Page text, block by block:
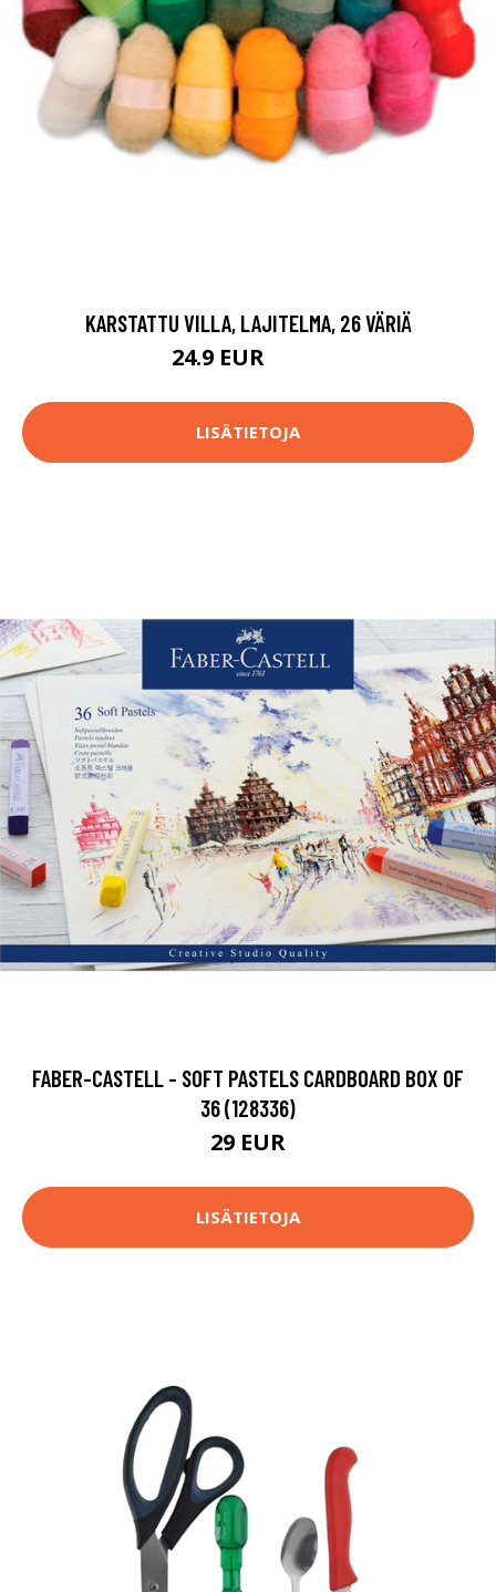
KARSTATTU VILLA, LAJITELMA, 26 VÄRIÄ
24.9 EUR
LISÄTIETOJA
FABER-CASTELL - SOFT PASTELS CARDBOARD BOX OF
36 (128336)
29 EUR
LISÄTIETOJA